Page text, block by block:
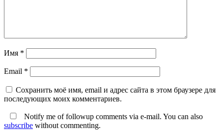
Имя *
Email *
Сохранить моё имя, email и адрес сайта в этом браузере для
последующих моих комментариев.
Notify me of followup comments via e-mail. You can also
subscribe without commenting.